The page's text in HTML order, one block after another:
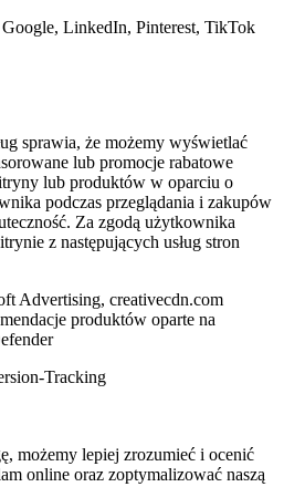
LinkedIn, Pinterest, TikTok
sprawia, że możemy wyświetlać
lub promocje rabatowe
lub produktów w oparciu o
podczas przeglądania i zakupów
Za zgodą użytkownika
z następujących usług stron
Advertising, creativecdn.com
produktów oparte na
Tracking
możemy lepiej zrozumieć i ocenić
online oraz zoptymalizować naszą